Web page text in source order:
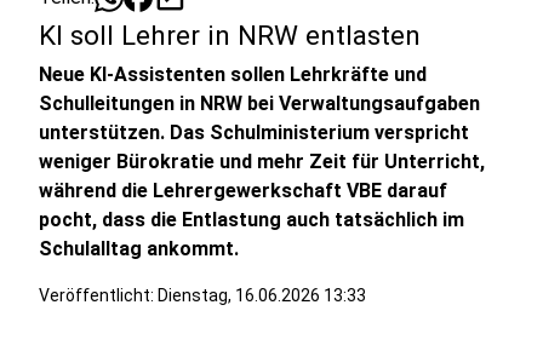
KI soll Lehrer in NRW entlasten
Neue KI-Assistenten sollen Lehrkräfte und
Schulleitungen in NRW bei Verwaltungsaufgaben
unterstützen. Das Schulministerium verspricht
weniger Bürokratie und mehr Zeit für Unterricht,
während die Lehrergewerkschaft VBE darauf
pocht, dass die Entlastung auch tatsächlich im
Schulalltag ankommt.
Veröffentlicht: Dienstag, 16.06.2026 13:33